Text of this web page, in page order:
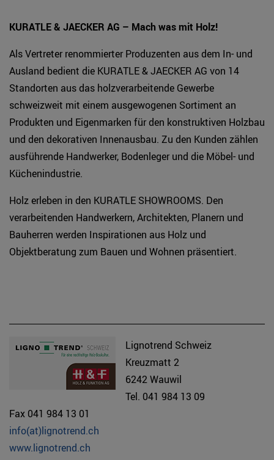
KURATLE & JAECKER AG – Mach was mit Holz!
Als Vertreter renommierter Produzenten aus dem In- und
Ausland bedient die KURATLE & JAECKER AG von 14
Standorten aus das holzverarbeitende Gewerbe
schweizweit mit einem ausgewogenen Sortiment an
Produkten und Eigenmarken für den konstruktiven Holzbau
und den dekorativen Innenausbau. Zu den Kunden zählen
ausführende Handwerker, Bodenleger und die Möbel- und
Küchenindustrie.
Holz erleben in den KURATLE SHOWROOMS. Den
verarbeitenden Handwerkern, Architekten, Planern und
Bauherren werden Inspirationen aus Holz und
Objektberatung zum Bauen und Wohnen präsentiert.
Lignotrend Schweiz
Kreuzmatt 2
6242 Wauwil
Tel. 041 984 13 09
Fax 041 984 13 01
info(at)lignotrend.ch
www.lignotrend.ch